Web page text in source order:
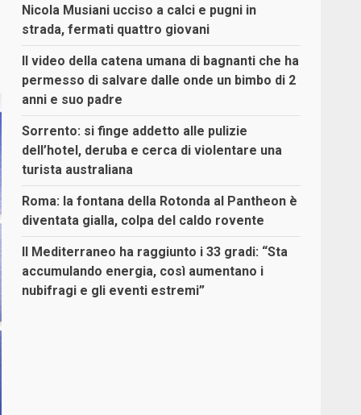
Nicola Musiani ucciso a calci e pugni in
strada, fermati quattro giovani
Il video della catena umana di bagnanti che ha
permesso di salvare dalle onde un bimbo di 2
anni e suo padre
Sorrento: si finge addetto alle pulizie
dell’hotel, deruba e cerca di violentare una
turista australiana
Roma: la fontana della Rotonda al Pantheon è
diventata gialla, colpa del caldo rovente
Il Mediterraneo ha raggiunto i 33 gradi: “Sta
accumulando energia, così aumentano i
nubifragi e gli eventi estremi”